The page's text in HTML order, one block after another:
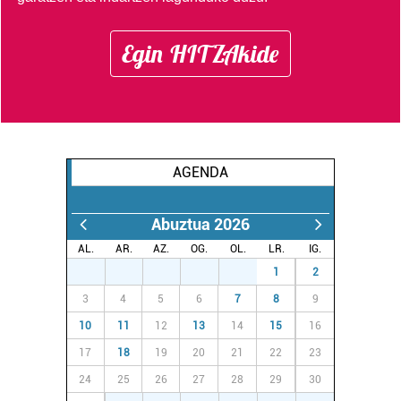
Egin HITZAkide
AGENDA
Abuztua 2026
AL. AR. AZ. OG. OL. LR.
IG.
1 2
3 4 5 6 7 8 9
10 11 12 13 14 15 16
17 18 19 20 21 22 23
24 25 26 27 28 29 30